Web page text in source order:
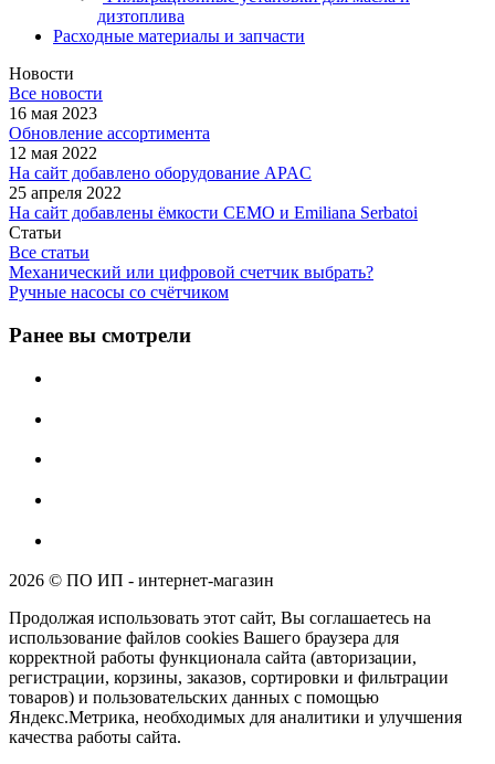
дизтоплива
Расходные материалы и запчасти
Новости
Все новости
16 мая 2023
Обновление ассортимента
12 мая 2022
На сайт добавлено оборудование APAC
25 апреля 2022
На сайт добавлены ёмкости CEMO и Emiliana Serbatoi
Статьи
Все статьи
Механический или цифровой счетчик выбрать?
Ручные насосы со счётчиком
Ранее вы смотрели
2026 © ПО ИП - интернет-магазин
Продолжая использовать этот сайт, Вы соглашаетесь на
использование файлов cookies Вашего браузера для
корректной работы функционала сайта (авторизации,
регистрации, корзины, заказов, сортировки и фильтрации
товаров) и пользовательских данных с помощью
Яндекс.Метрика, необходимых для аналитики и улучшения
качества работы сайта.